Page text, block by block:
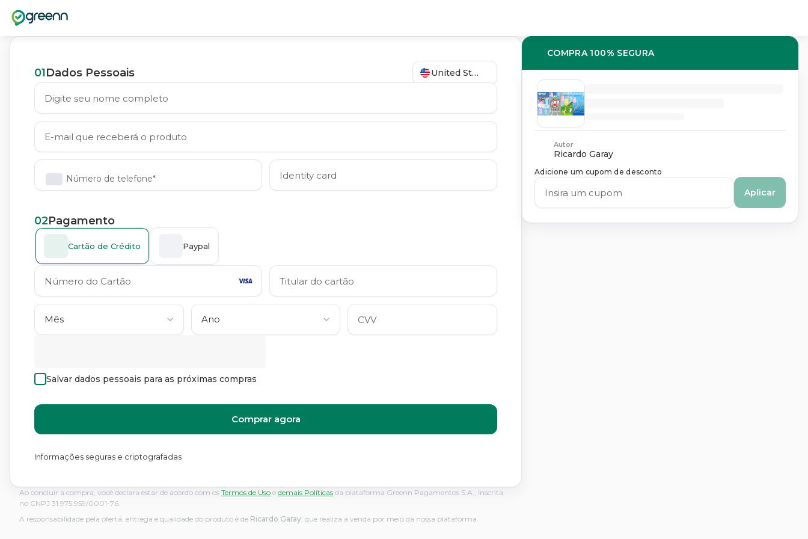
01Dados Pessoais United States
Número de telefone*
02Pagamento
Cartão de Crédito Paypal
Salvar dados pessoais para as próximas compras
Comprar agora
Informações seguras e criptografadas
Ao concluir a compra, você declara estar de acordo com os Termos de Uso e demais Políticas da plataforma Greenn Pagamentos S.A., inscrita
no CNPJ 31.975.959/0001-76.
A responsabilidade pela oferta, entrega e qualidade do produto é de Ricardo Garay, que realiza a venda por meio da nossa plataforma.
COMPRA 100% SEGURA
Autor
Ricardo Garay
Adicione um cupom de desconto
Aplicar